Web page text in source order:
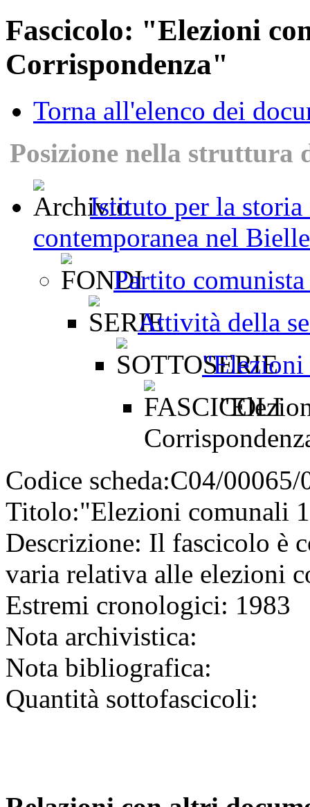
Fascicolo: "Elezioni
Corrispondenza"
Torna all'elenco dei
Posizione nella struttura
Istituto per la storia
contemporanea nel
Partito
Attività della
"Elezioni
Codice scheda:C04/00065/
Titolo:"Elezioni comunali
Descrizione: Il fascicolo è
varia relativa alle elezioni
Estremi cronologici: 1983
Nota archivistica:
Nota bibliografica:
Quantità sottofascicoli: